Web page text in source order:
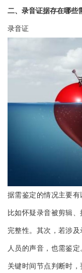
二、录音证据存在哪些
录音证
据需鉴定的情况主要有
比如怀疑录音被剪辑
完整性。其次，若涉
人员的声音，也需鉴
关键时间节点判断时